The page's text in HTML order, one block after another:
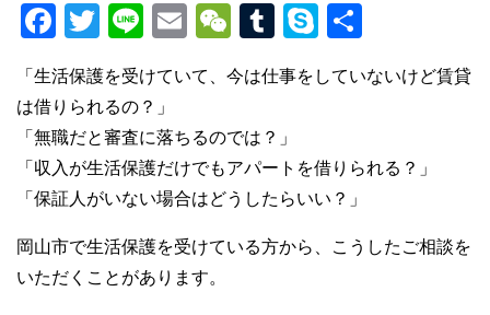
F
c
e
b
o
o
k
T
tt
er
Li
e
E
ail
W
C
h
at
T
u
m
bl
r
S
p
「生活保護を受けていて、今は仕事をしていないけど賃貸
は借りられるの？」
「無職だと審査に落ちるのでは？」
「収入が生活保護だけでもアパートを借りられる？」
「保証人がいない場合はどうしたらいい？」
岡山市で生活保護を受けている方から、こうしたご相談を
いただくことがあります。